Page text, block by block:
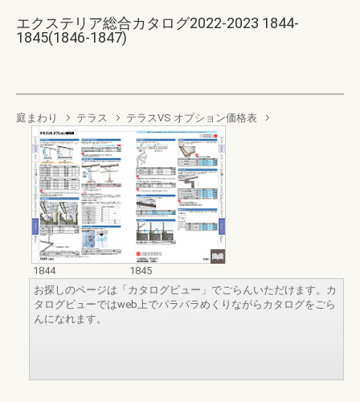
エクステリア総合カタログ2022-2023 1844-
1845(1846-1847)
庭まわり テラス テラスVS オプション価格表
1844
1845
お探しのページは「カタログビュー」でごらんいただけます。カ
タログビューではweb上でパラパラめくりながらカタログをごら
んになれます。